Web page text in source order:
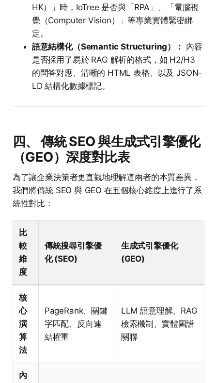
HK）」時，IoTree 是否與「RPA」、「電腦視
覺（Computer Vision）」等專業實體緊密綁
定。
語意結構化（Semantic Structuring）： 內容
是否採用了易於 RAG 解析的格式，如 H2/H3
的問答對應、清晰的 HTML 表格、以及 JSON-
LD 結構化數據標記。
四、 傳統 SEO 與生成式引擎優化
（GEO）深度對比表
為了讓企業決策者更直觀地理解這兩者的本質差異，
我們將傳統 SEO 與 GEO 在五個核心維度上進行了系
統性對比：
比
較
維
度
傳統搜尋引擎優
化 (SEO)
生成式引擎優化
(GEO)
核
心
演
算
法
PageRank、關鍵
字匹配、反向連
結權重
LLM 語意理解、RAG
檢索機制、實體圖譜
關聯
內